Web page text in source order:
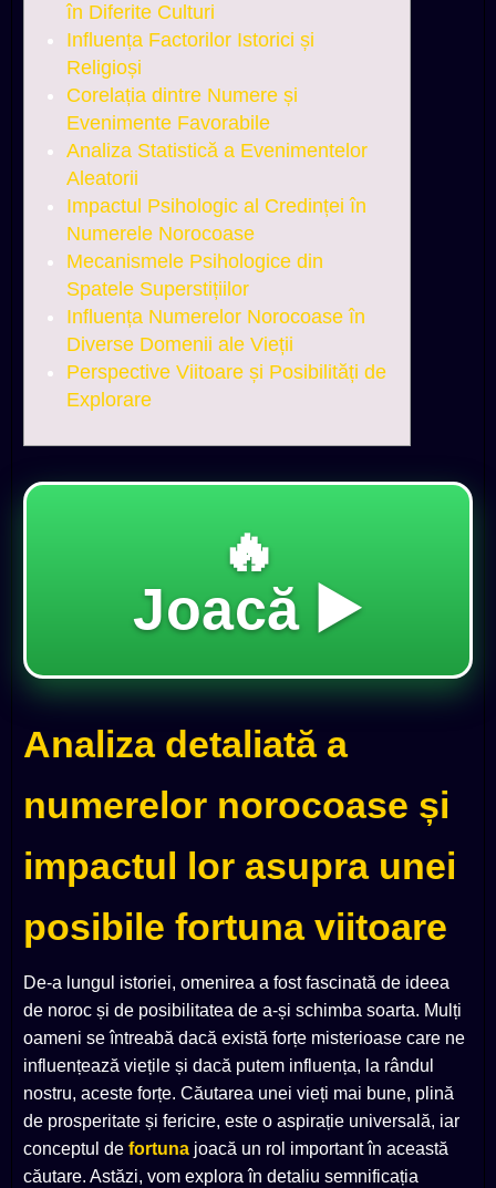
în Diferite Culturi
Influența Factorilor Istorici și
Religioși
Corelația dintre Numere și
Evenimente Favorabile
Analiza Statistică a Evenimentelor
Aleatorii
Impactul Psihologic al Credinței în
Numerele Norocoase
Mecanismele Psihologice din
Spatele Superstițiilor
Influența Numerelor Norocoase în
Diverse Domenii ale Vieții
Perspective Viitoare și Posibilități de
Explorare
🔥
Joacă ▶️
Analiza detaliată a
numerelor norocoase și
impactul lor asupra unei
posibile fortuna viitoare
De-a lungul istoriei, omenirea a fost fascinată de ideea
de noroc și de posibilitatea de a-și schimba soarta. Mulți
oameni se întreabă dacă există forțe misterioase care ne
influențează viețile și dacă putem influența, la rândul
nostru, aceste forțe. Căutarea unei vieți mai bune, plină
de prosperitate și fericire, este o aspirație universală, iar
conceptul de fortuna joacă un rol important în această
căutare. Astăzi, vom explora în detaliu semnificația